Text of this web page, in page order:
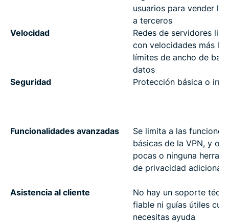
usuarios para vender
a terceros
Velocidad
Redes de servidores
con velocidades más
límites de ancho de
datos
Seguridad
Protección básica o
Funcionalidades avanzadas
Se limita a las funciones
básicas de la VPN, y
pocas o ninguna
de privacidad adicional
Asistencia al cliente
No hay un soporte
fiable ni guías útiles
necesitas ayuda